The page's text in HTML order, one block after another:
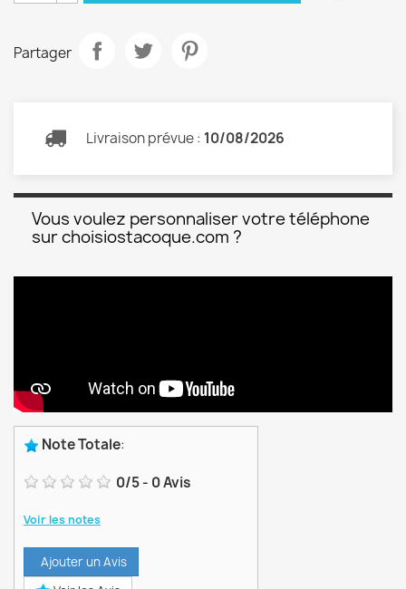
Partager
Livraison prévue : 10/08/2026
Vous voulez personnaliser votre téléphone
sur choisiostacoque.com ?
Note Totale:
0/5- 0Avis
Voir les notes
Ajouter un Avis